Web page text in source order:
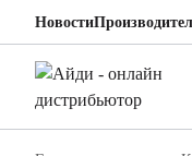
Новости
ABB